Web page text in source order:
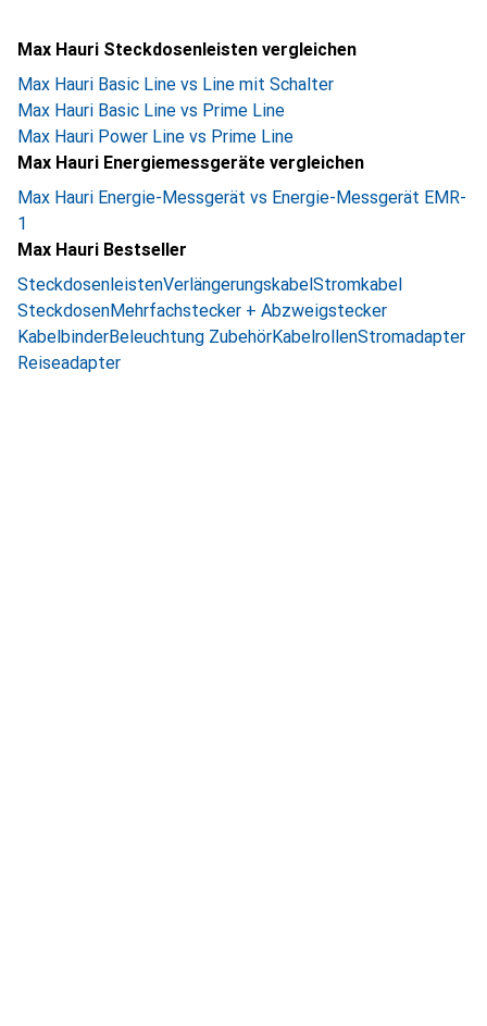
Max Hauri Steckdosenleisten vergleichen
Max Hauri Basic Line vs Line mit Schalter
Max Hauri Basic Line vs Prime Line
Max Hauri Power Line vs Prime Line
Max Hauri Energiemessgeräte vergleichen
Max Hauri Energie-Messgerät vs Energie-Messgerät EMR-
1
Max Hauri Bestseller
SteckdosenleistenVerlängerungskabelStromkabel
SteckdosenMehrfachstecker + Abzweigstecker
KabelbinderBeleuchtung ZubehörKabelrollenStromadapter
Reiseadapter